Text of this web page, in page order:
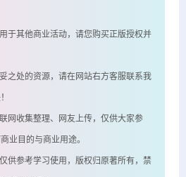
于其他商业活动，请您购买正版授权并
之处的资源，请在网站右方客服联系我
网收集整理、网友上传，仅供大家参
业目的与商业用途。
供参考学习使用，版权归原著所有，禁